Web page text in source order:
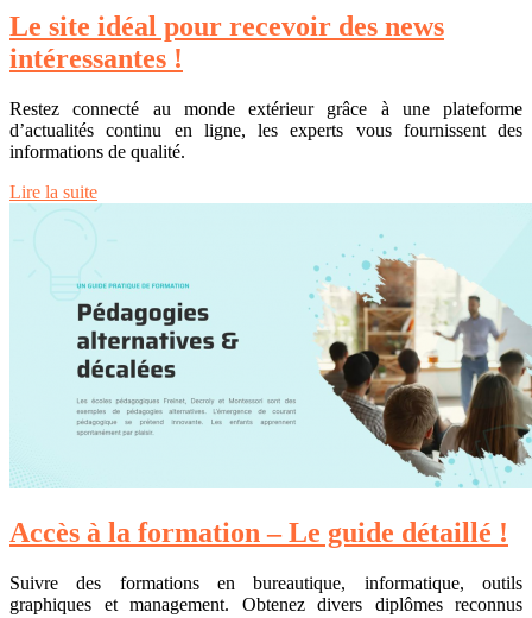
Le site idéal pour recevoir des news
intéressantes !
Restez connecté au monde extérieur grâce à une plateforme
d’actualités continu en ligne, les experts vous fournissent des
informations de qualité.
Lire la suite
Accès à la formation – Le guide détaillé !
Suivre des formations en bureautique, informatique, outils
graphiques et management. Obtenez divers diplômes reconnus